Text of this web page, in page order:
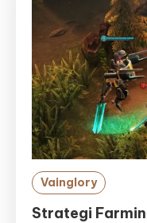
Vainglory
Strategi